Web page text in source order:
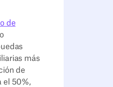
de
más
de
el 50%,